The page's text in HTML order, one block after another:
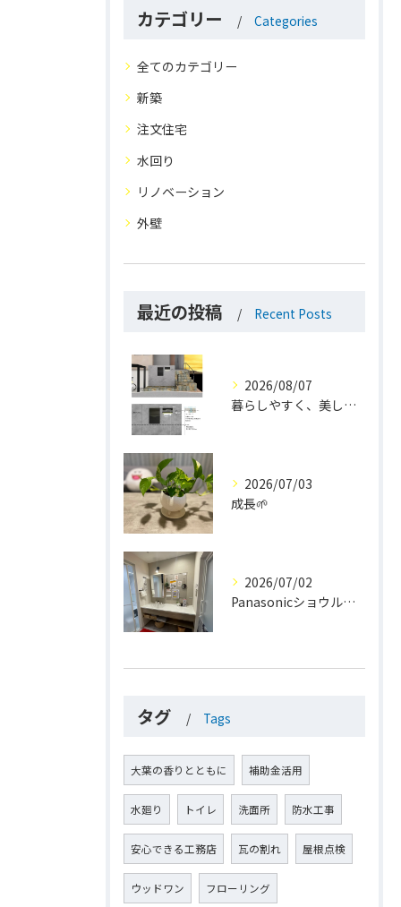
カテゴリー Categories
全てのカテゴリー
新築
注文住宅
水回り
リノベーション
外壁
最近の投稿 Recent Posts
2026/08/07
暮らしやすく、美しく。
2026/07/03
成長🌱
2026/07/02
Panasonicショウルーム大阪
タグ Tags
大葉の香りとともに 補助金活用
水廻り トイレ 洗面所 防水工事
安心できる工務店 瓦の割れ 屋根点検
ウッドワン フローリング